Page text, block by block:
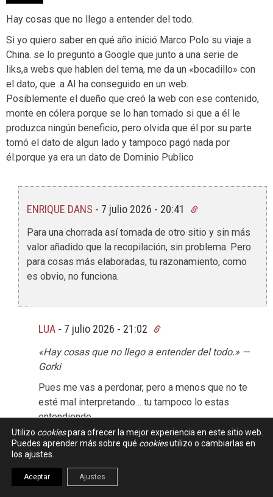
Hay cosas que no llego a entender del todo.
Si yo quiero saber en qué año inició Marco Polo su viaje a
China. se lo pregunto a Google que junto a una serie de
liks,a webs que hablen del tema, me da un «bocadillo» con
el dato, que .a AI ha conseguido en un web.
Posiblemente el dueño que creó la web con ese contenido,
monte en cólera porque se lo han tomado si que a él le
produzca ningún beneficio, pero olvida que él por su parte
tomó el dato de algun lado y tampoco pagó nada por
él.porque ya era un dato de Dominio Publico
ENRIQUE DANS - 7 julio 2026 - 20:41
Para una chorrada así tomada de otro sitio y sin más
valor añadido que la recopilación, sin problema. Pero
para cosas más elaboradas, tu razonamiento, como
es obvio, no funciona.
LUA - 7 julio 2026 - 21:02
«Hay cosas que no llego a entender del todo.» —
Gorki
Pues me vas a perdonar, pero a menos que no te
esté mal interpretando… tu tampoco lo estas
entendiendo…
Da igual que tipo de respuesta este esperando el
usuario, si es una simpleza como una receta de
huevos estrellados, o como puedo hacer un
Javascript para no_se_que pollada…
Utilizo cookiespara ofrecer la mejor experiencia en este sitio web.
Puedes aprender más sobre qué cookiesutilizo o cambiarlas en
los ajustes.
Aceptar Ajustes